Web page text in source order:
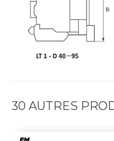
30 AUTRES